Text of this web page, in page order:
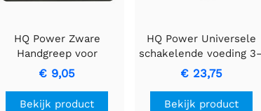
HQ Power Zware
Handgreep voor
Speaker - Zwart Metaal
€ 9,05
Bekijk product
HQ Power Universele
schakelende voeding
12 VDC | 30W | 6
verwisselbare pluggen
– Velleman PSS6EMV26
€ 23,75
Bekijk product